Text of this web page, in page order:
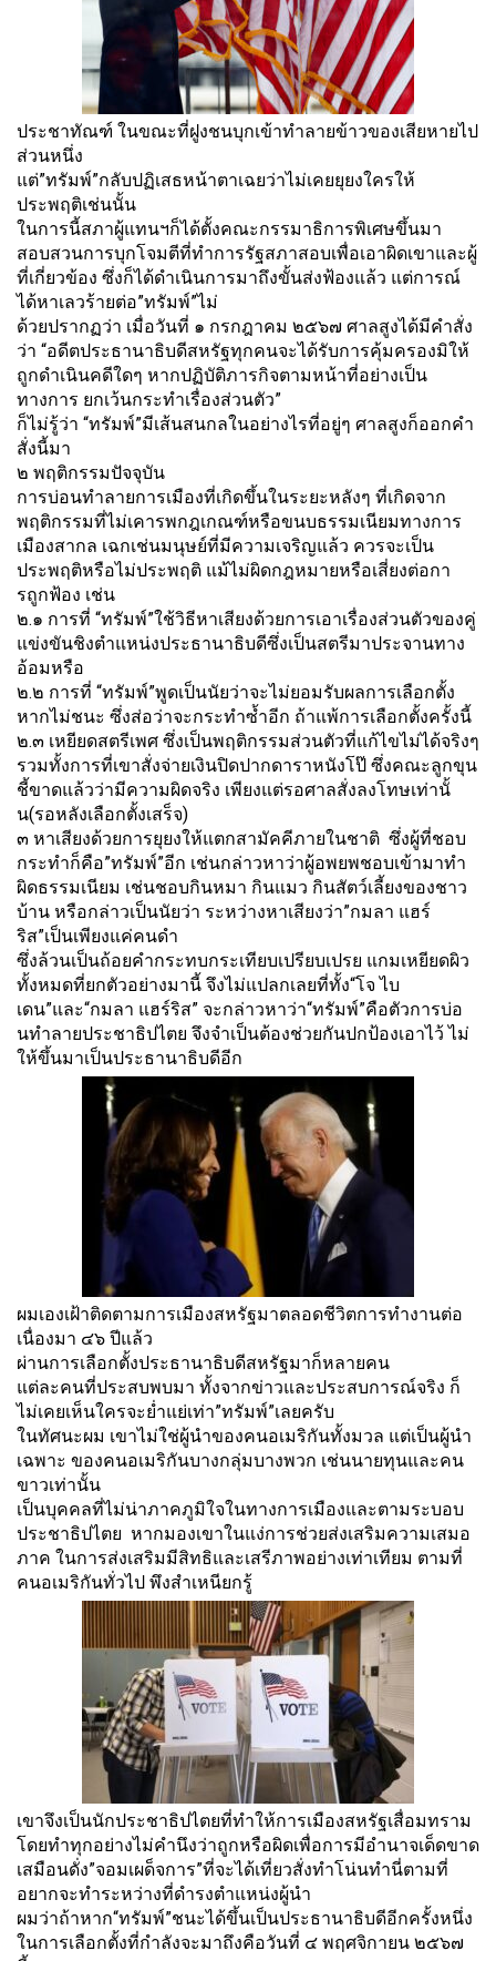
ประชาทัณฑ์ ในขณะที่ฝูงชนบุกเข้าทำลายข้าวของเสียหายไป
ส่วนหนึ่ง
แต่”ทรัมพ์”กลับปฏิเสธหน้าตาเฉยว่าไม่เคยยุยงใครให้
ประพฤติเช่นนั้น
ในการนี้สภาผู้แทนฯก็ได้ตั้งคณะกรรมาธิการพิเศษขึ้นมา
สอบสวนการบุกโจมตีที่ทำการรัฐสภาสอบเพื่อเอาผิดเขาและผู้
ที่เกี่ยวข้อง ซึ่งก็ได้ดำเนินการมาถึงขั้นส่งฟ้องแล้ว แต่การณ์
ได้หาเลวร้ายต่อ”ทรัมพ์”ไม่
ด้วยปรากฏว่า เมื่อวันที่ ๑ กรกฎาคม ๒๕๖๗ ศาลสูงได้มีคำสั่ง
ว่า “อดีตประธานาธิบดีสหรัฐทุกคนจะได้รับการคุ้มครองมิให้
ถูกดำเนินคดีใดๆ หากปฏิบัติภารกิจตามหน้าที่อย่างเป็น
ทางการ ยกเว้นกระทำเรื่องส่วนตัว”
ก็ไม่รู้ว่า “ทรัมพ์”มีเส้นสนกลในอย่างไรที่อยู่ๆ ศาลสูงก็ออกคำ
สั่งนี้มา
๒ พฤติกรรมปัจจุบัน
การบ่อนทำลายการเมืองที่เกิดขึ้นในระยะหลังๆ ที่เกิดจาก
พฤติกรรมที่ไม่เคารพกฎเกณฑ์หรือขนบธรรมเนียมทางการ
เมืองสากล เฉกเช่นมนุษย์ที่มีความเจริญแล้ว ควรจะเป็น
ประพฤติหรือไม่ประพฤติ แม้ไม่ผิดกฎหมายหรือเสี่ยงต่อกา
รถูกฟ้อง เช่น
๒.๑ การที่ “ทรัมพ์”ใช้วิธีหาเสียงด้วยการเอาเรื่องส่วนตัวของคู่
แข่งขันชิงตำแหน่งประธานาธิบดีซึ่งเป็นสตรีมาประจานทาง
อ้อมหรือ
๒.๒ การที่ “ทรัมพ์”พูดเป็นนัยว่าจะไม่ยอมรับผลการเลือกตั้ง
หากไม่ชนะ ซึ่งส่อว่าจะกระทำซ้ำอีก ถ้าแพ้การเลือกตั้งครั้งนี้
๒.๓ เหยียดสตรีเพศ ซึ่งเป็นพฤติกรรมส่วนตัวที่แก้ไขไม่ได้จริงๆ
รวมทั้งการที่เขาสั่งจ่ายเงินปิดปากดาราหนังโป๊ ซึ่งคณะลูกขุน
ชี้ขาดแล้วว่ามีความผิดจริง เพียงแต่รอศาลสั่งลงโทษเท่านั้
น(รอหลังเลือกตั้งเสร็จ)
๓ หาเสียงด้วยการยุยงให้แตกสามัคคีภายในชาติ ซึ่งผู้ที่ชอบ
กระทำก็คือ”ทรัมพ์”อีก เช่นกล่าวหาว่าผู้อพยพชอบเข้ามาทำ
ผิดธรรมเนียม เช่นชอบกินหมา กินแมว กินสัตว์เลี้ยงของชาว
บ้าน หรือกล่าวเป็นนัยว่า ระหว่างหาเสียงว่า”กมลา แฮร์
ริส”เป็นเพียงแค่คนดำ
ซึ่งล้วนเป็นถ้อยคำกระทบกระเทียบเปรียบเปรย แกมเหยียดผิว
ทั้งหมดที่ยกตัวอย่างมานี้ จึงไม่แปลกเลยที่ทั้ง“โจ ไบ
เดน”และ“กมลา แฮร์ริส” จะกล่าวหาว่า“ทรัมพ์”คือตัวการบ่อ
นทำลายประชาธิปไตย จึงจำเป็นต้องช่วยกันปกป้องเอาไว้ ไม่
ให้ขึ้นมาเป็นประธานาธิบดีอีก
ผมเองเฝ้าติดตามการเมืองสหรัฐมาตลอดชีวิตการทำงานต่อ
เนื่องมา ๔๖ ปีแล้ว
ผ่านการเลือกตั้งประธานาธิบดีสหรัฐมาก็หลายคน
แต่ละคนที่ประสบพบมา ทั้งจากข่าวและประสบการณ์จริง ก็
ไม่เคยเห็นใครจะย่ำแย่เท่า”ทรัมพ์”เลยครับ
ในทัศนะผม เขาไม่ใช่ผู้นำของคนอเมริกันทั้งมวล แต่เป็นผู้นำ
เฉพาะ ของคนอเมริกันบางกลุ่มบางพวก เช่นนายทุนและคน
ขาวเท่านั้น
เป็นบุคคลที่ไม่น่าภาคภูมิใจในทางการเมืองและตามระบอบ
ประชาธิปไตย หากมองเขาในแง่การช่วยส่งเสริมความเสมอ
ภาค ในการส่งเสริมมีสิทธิและเสรีภาพอย่างเท่าเทียม ตามที่
คนอเมริกันทั่วไป พึงสำเหนียกรู้
เขาจึงเป็นนักประชาธิปไตยที่ทำให้การเมืองสหรัฐเสื่อมทราม
โดยทำทุกอย่างไม่คำนึงว่าถูกหรือผิดเพื่อการมีอำนาจเด็ดขาด
เสมือนดั่ง”จอมเผด็จการ”ที่จะได้เที่ยวสั่งทำโน่นทำนี่ตามที่
อยากจะทำระหว่างที่ดำรงตำแหน่งผู้นำ
ผมว่าถ้าหาก“ทรัมพ์”ชนะได้ขึ้นเป็นประธานาธิบดีอีกครั้งหนึ่ง
ในการเลือกตั้งที่กำลังจะมาถึงคือวันที่ ๔ พฤศจิกายน ๒๕๖๗